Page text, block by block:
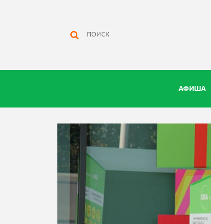
АФИША